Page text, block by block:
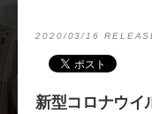
2020/03/16
新型コロナウイ